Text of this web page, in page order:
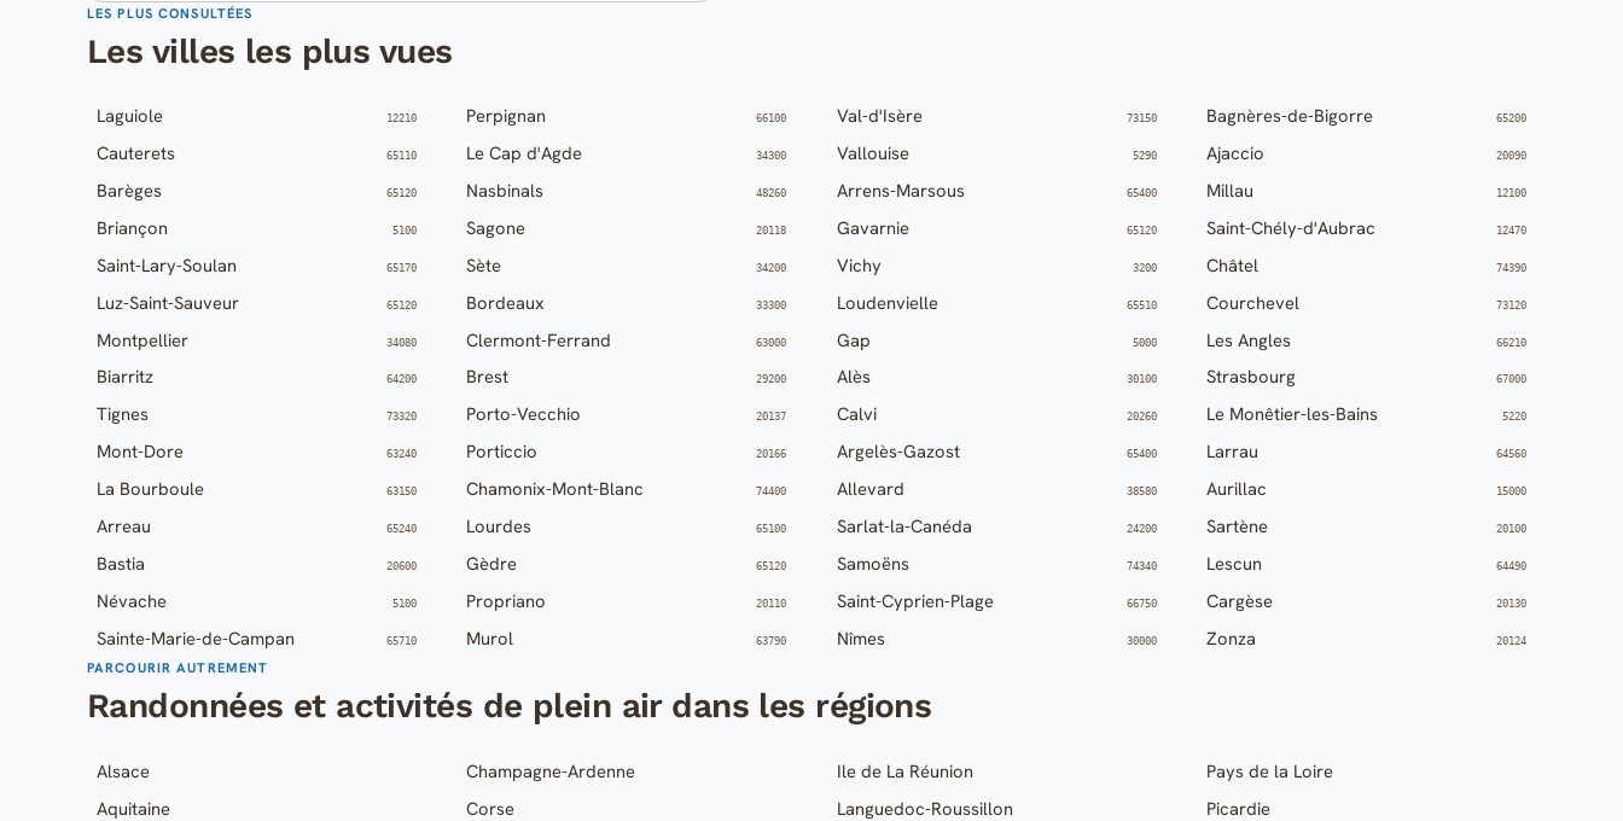
LES PLUS CONSULTÉES
Les villes les plus vues
Laguiole 12210
Cauterets 65110
Barèges 65120
Briançon 5100
Saint-Lary-Soulan 65170
Luz-Saint-Sauveur 65120
Montpellier 34080
Biarritz 64200
Tignes 73320
Mont-Dore 63240
La Bourboule 63150
Arreau 65240
Bastia 20600
Névache 5100
Sainte-Marie-de-Campan 65710
Perpignan 66100
Le Cap d'Agde 34300
Nasbinals 48260
Sagone 20118
Sète 34200
Bordeaux 33300
Clermont-Ferrand 63000
Brest 29200
Porto-Vecchio 20137
Porticcio 20166
Chamonix-Mont-Blanc 74400
Lourdes 65100
Gèdre 65120
Propriano 20110
Murol 63790
Val-d'Isère 73150
Vallouise 5290
Arrens-Marsous 65400
Gavarnie 65120
Vichy 3200
Loudenvielle 65510
Gap 5000
Alès 30100
Calvi 20260
Argelès-Gazost 65400
Allevard 38580
Sarlat-la-Canéda 24200
Samoëns 74340
Saint-Cyprien-Plage 66750
Nîmes 30000
Bagnères-de-Bigorre 65200
Ajaccio 20090
Millau 12100
Saint-Chély-d'Aubrac 12470
Châtel 74390
Courchevel 73120
Les Angles 66210
Strasbourg 67000
Le Monêtier-les-Bains 5220
Larrau 64560
Aurillac 15000
Sartène 20100
Lescun 64490
Cargèse 20130
Zonza 20124
PARCOURIR AUTREMENT
Randonnées et activités de plein air dans les régions
Alsace
Aquitaine
Champagne-Ardenne
Corse
Ile de La Réunion
Languedoc-Roussillon
Pays de la Loire
Picardie